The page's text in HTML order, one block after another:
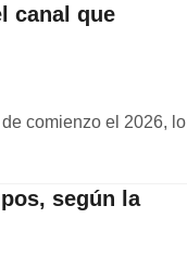
canal que
comienzo el 2026, lo
según la